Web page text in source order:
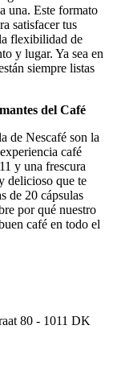
una. Este formato
satisfacer tus
flexibilidad de
y lugar. Ya sea en
siempre listas
del Café
de Nescafé son la
café
y una frescura
delicioso que te
de 20 cápsulas
por qué nuestro
café en todo el
80 - 1011 DK